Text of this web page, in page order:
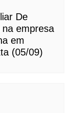
De
empresa
em
(05/09)